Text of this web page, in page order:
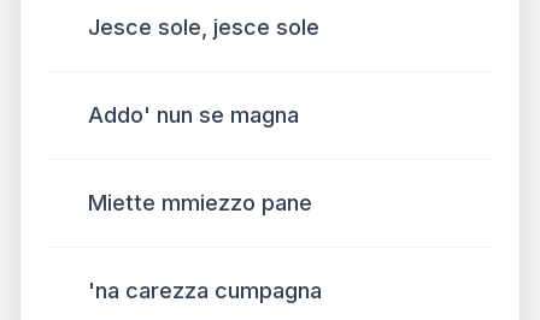
Jesce sole, jesce sole
Addo' nun se magna
Miette mmiezzo pane
'na carezza cumpagna